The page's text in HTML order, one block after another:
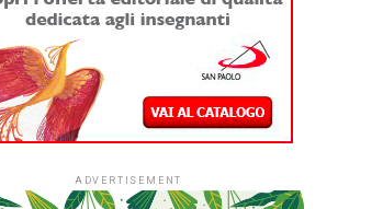
ADVERTISEMENT